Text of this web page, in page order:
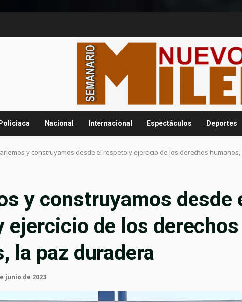
Policiaca Nacional Internacional Espectáculos Deportes
y construyamos desde el respeto y ejercicio de los derechos
y construyamos desde
ejercicio de los derechos
la paz duradera
junio de 2023